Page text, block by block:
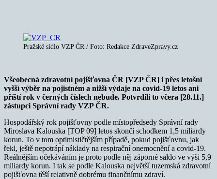
Pražské sídlo VZP ČR / Foto: Redakce ZdraveZpravy.cz
Všeobecná zdravotní pojišťovna ČR [VZP ČR] i přes letošní
vyšší výběr na pojistném a nižší výdaje na covid-19 letos ani
příští rok v černých číslech nebude. Potvrdili to včera [28.11.]
zástupci Správní rady VZP ČR.
Hospodářský rok pojišťovny podle místopředsedy Správní rady
Miroslava Kalouska [TOP 09] letos skončí schodkem 1,5 miliardy
korun. To v tom optimističtějším případě, pokud pojišťovnu, jak
řekl, ještě nepotrápí náklady na respirační onemocnění a covid-19.
Reálnějším očekáváním je proto podle něj záporné saldo ve výši 5,9
miliardy korun. I tak se podle Kalouska největší tuzemská zdravotní
pojišťovna těší relativně dobrému finančnímu zdraví.